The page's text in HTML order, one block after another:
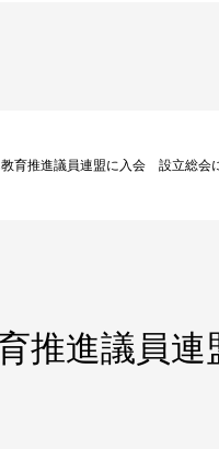
育推進議員連盟に入会 設立総会
推進議員